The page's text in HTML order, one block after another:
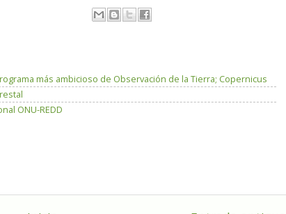
más ambicioso de Observación de la Tierra; Copernicus
ONU-REDD